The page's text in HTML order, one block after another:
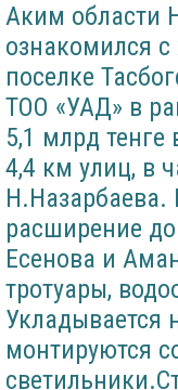
Аким области
ознакомился
поселке
ТОО «УАД» в
5,1 млрд
4,4 км улиц, в
Н.Назарбаева.
расширение
Есенова и
тротуары,
Укладывается
монтируются